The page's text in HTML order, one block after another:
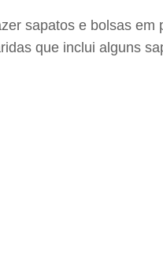
sapatos e bolsas
que inclui alguns